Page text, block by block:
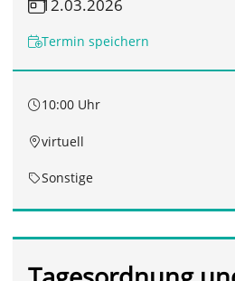
12.03.2026
Termin speichern
10:00 Uhr
virtuell
Sonstige